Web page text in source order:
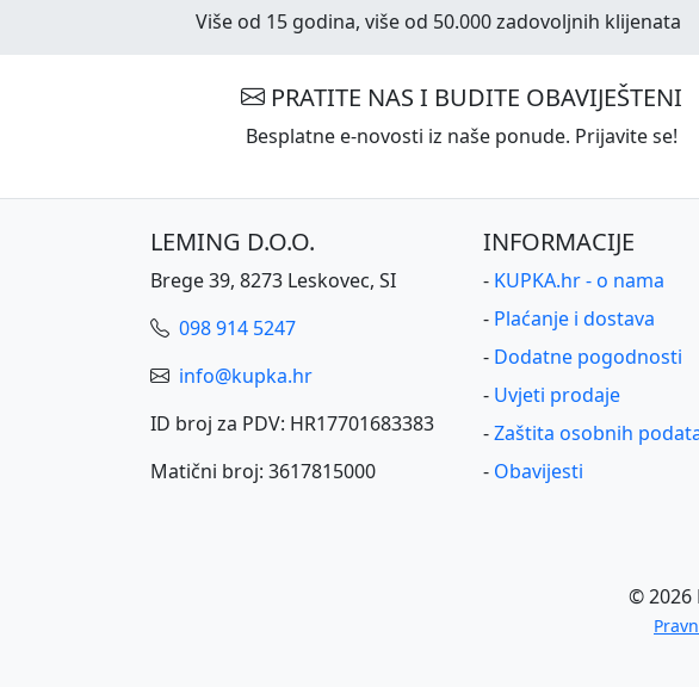
Više od 15 godina, više od 50.000 zadovoljnih klijenata
PRATITE NAS I BUDITE OBAVIJEŠTENI
Besplatne e-novosti iz naše ponude. Prijavite se!
LEMING D.O.O.
Brege 39, 8273 Leskovec, SI
098 914 5247
info@kupka.hr
ID broj za PDV: HR17701683383
Matični broj: 3617815000
INFORMACIJE
- KUPKA.hr - o nama
- Plaćanje i dostava
- Dodatne pogodnosti
- Uvjeti prodaje
-Zaštita osobnih
- Obavijesti
©2026